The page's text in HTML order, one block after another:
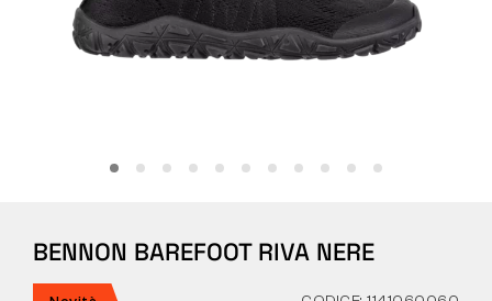
Tattiche
CHI SIAMO
BENNON BAREFOOT RIVA NERE